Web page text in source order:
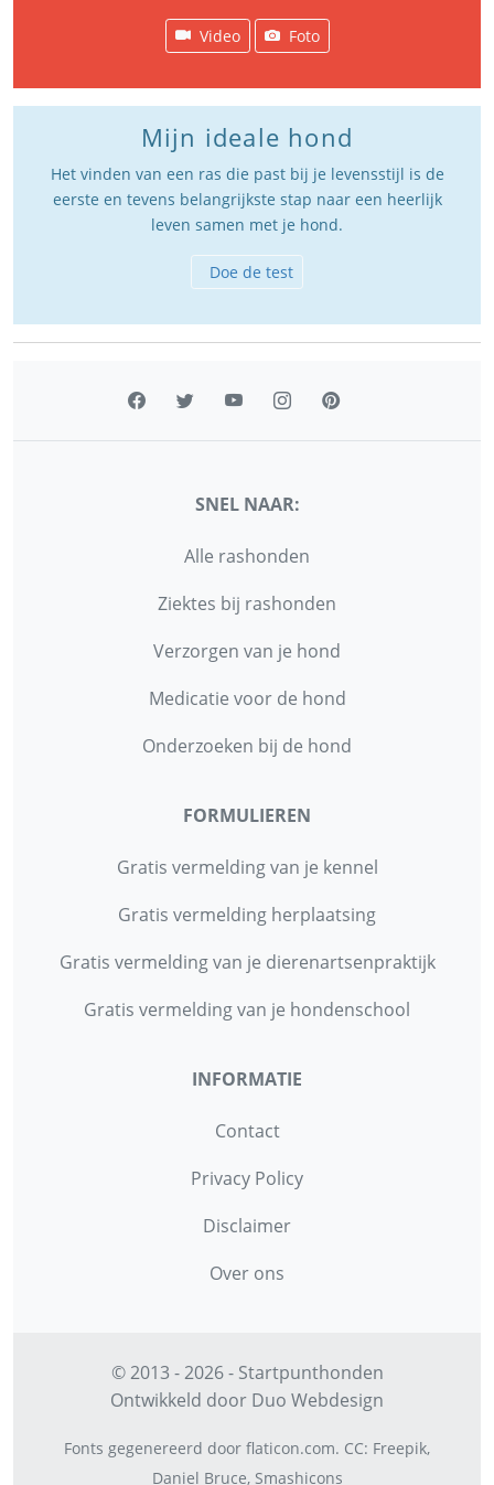
Video Foto
Mijn ideale hond
Het vinden van een ras die past bij je levensstijl is de
eerste en tevens belangrijkste stap naar een heerlijk
leven samen met je hond.
Doe de test
SNEL NAAR:
Alle rashonden
Ziektes bij rashonden
Verzorgen van je hond
Medicatie voor de hond
Onderzoeken bij de hond
FORMULIEREN
Gratis vermelding van je kennel
Gratis vermelding herplaatsing
Gratis vermelding van je dierenartsenpraktijk
Gratis vermelding van je hondenschool
INFORMATIE
Contact
Privacy Policy
Disclaimer
Over ons
© 2013 - 2026 - Startpunthonden
Ontwikkeld door Duo Webdesign
Fonts gegenereerd door flaticon.com. CC: Freepik,
Daniel Bruce, Smashicons